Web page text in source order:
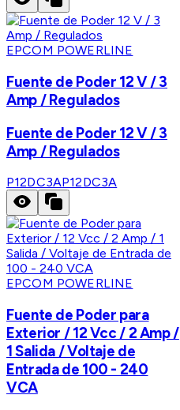
EPCOM POWERLINE
Fuente de Poder 12 V / 3
Amp / Regulados
Fuente de Poder 12 V / 3
Amp / Regulados
P12DC3AP12DC3A
EPCOM POWERLINE
Fuente de Poder para
Exterior / 12 Vcc / 2 Amp /
1 Salida / Voltaje de
Entrada de 100 - 240
VCA